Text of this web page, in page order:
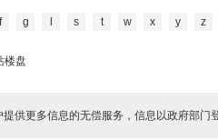
f g s t w x y z
楼盘
提供更多信息的无偿服务，信息以政府部门